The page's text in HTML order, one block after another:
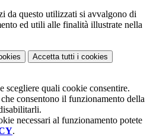
da questo utilizzati si avvalgono di
ed utili alle finalità illustrate nella
Accetta tutti i cookies
scegliere quali cookie consentire.
consentono il funzionamento della
necessari al funzionamento potete
.